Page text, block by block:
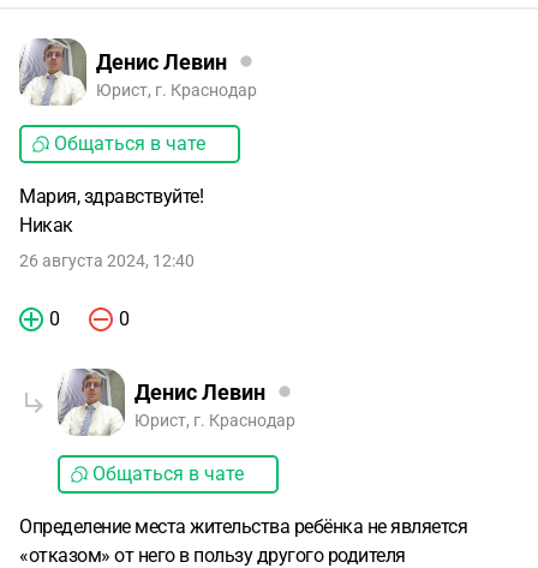
Денис Левин
Юрист, г. Краснодар
Общаться в чате
Мария, здравствуйте!
Никак
26 августа 2024, 12:40
0 0
Денис Левин
Юрист, г. Краснодар
Общаться в чате
Определение места жительства ребёнка не является
«отказом» от него в пользу другого родителя